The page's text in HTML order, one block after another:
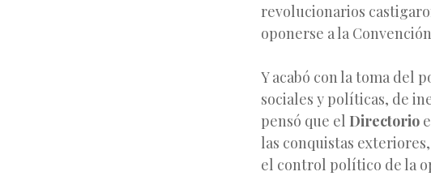
revolucionarios
oponerse a la
Y acabó con la toma del
sociales y políticas, de
pensó que el Directorio
las conquistas
el control político de la